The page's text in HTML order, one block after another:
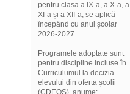
pentru clasa a IX-a, a X-a, a
XI-a și a XII-a, se aplică
începând cu anul școlar
2026-2027.
Programele adoptate sunt
pentru discipline incluse în
Curriculumul la decizia
elevului din oferta școlii
(CDEOȘ), anume: